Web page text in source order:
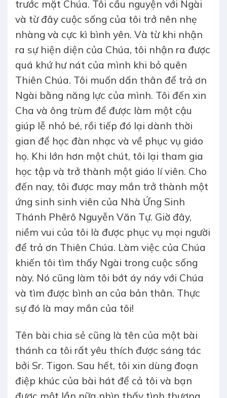
trước mặt Chúa. Tôi cầu nguyện với Ngài
và từ đây cuộc sống của tôi trở nên nhẹ
nhàng và cực kì bình yên. Và từ khi nhận
ra sự hiện diện của Chúa, tôi nhận ra được
quá khứ hư nát của mình khi bỏ quên
Thiên Chúa. Tôi muốn dấn thân để trả ơn
Ngài bằng năng lực của mình. Tôi đến xin
Cha và ông trùm để được làm một cậu
giúp lễ nhỏ bé, rồi tiếp đó lại dành thời
gian để học đàn nhạc và về phục vụ giáo
họ. Khi lớn hơn một chút, tôi lại tham gia
học tập và trở thành một giáo lí viên. Cho
đến nay, tôi được may mắn trở thành một
ứng sinh sinh viên của Nhà Ứng Sinh
Thánh Phêrô Nguyễn Văn Tự. Giờ đây,
niềm vui của tôi là được phục vụ mọi người
để trả ơn Thiên Chúa. Làm việc của Chúa
khiến tôi tìm thấy Ngài trong cuộc sống
này. Nó cũng làm tôi bớt áy náy với Chúa
và tìm được bình an của bản thân. Thực
sự đó là may mắn của tôi!
Tên bài chia sẻ cũng là tên của một bài
thánh ca tôi rất yêu thích được sáng tác
bởi Sr. Tigon. Sau hết, tôi xin dùng đoạn
điệp khúc của bài hát để cả tôi và bạn